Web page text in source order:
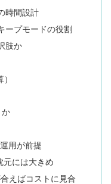
時間設計
ープモードの役割
肢か
か
用が前提
には大きめ
えばコストに見合